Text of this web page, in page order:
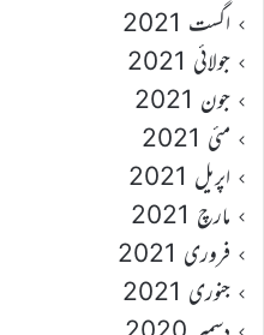
اگست 2021
جولائی 2021
جون 2021
مئی 2021
اپریل 2021
مارچ 2021
فروری 2021
جنوری 2021